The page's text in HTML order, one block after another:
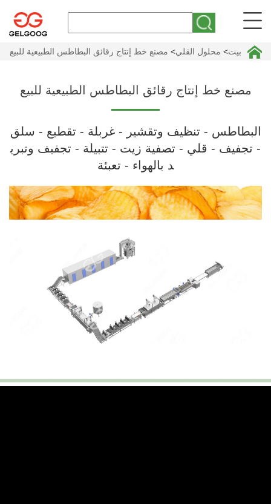
بيت> محلول القلي> مصنع خط إنتاج رقائق البطاطس الطبيعية للبيع
مصنع خط إنتاج رقائق البطاطس الطبيعية للبيع
البطاطس - تنظيف وتقشير - غربلة - تقطيع - سلق
- تجفيف - قلي - تصفية زيت - تتبيلة - تجفيف وتبري
د بالهواء - تعبئة